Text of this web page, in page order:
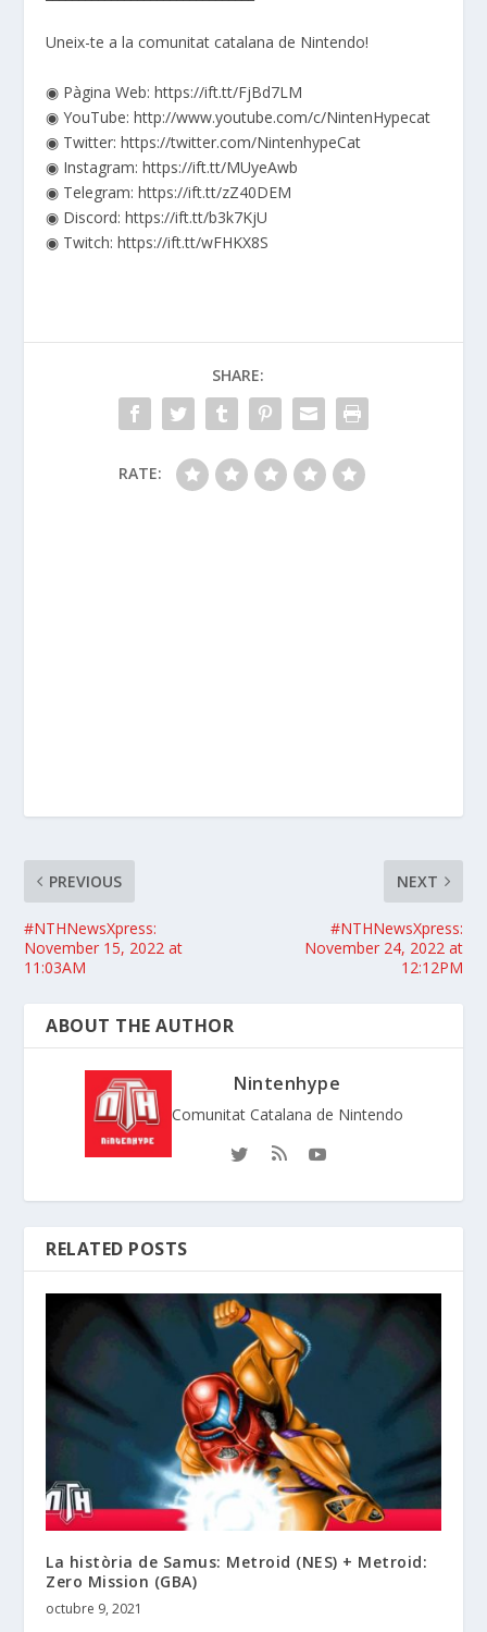
Uneix-te a la comunitat catalana de Nintendo!
◉ Pàgina Web: https://ift.tt/FjBd7LM
◉ YouTube: http://www.youtube.com/c/NintenHypecat
◉ Twitter: https://twitter.com/NintenhypeCat
◉ Instagram: https://ift.tt/MUyeAwb
◉ Telegram: https://ift.tt/zZ40DEM
◉ Discord: https://ift.tt/b3k7KjU
◉ Twitch: https://ift.tt/wFHKX8S
SHARE:
RATE:
PREVIOUS
#NTHNewsXpress:
November 15, 2022 at
11:03AM
NEXT
#NTHNewsXpress:
November 24, 2022 at
12:12PM
ABOUT THE AUTHOR
Nintenhype
Comunitat Catalana de Nintendo
RELATED POSTS
La història de Samus: Metroid (NES) + Metroid:
Zero Mission (GBA)
octubre 9, 2021